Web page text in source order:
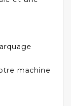
machine